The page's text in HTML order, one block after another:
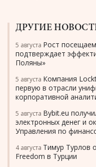
ДРУГИЕ
5 августа Рост
подтверждает
Поляны»
5 августа Компания
первую в отрасли
корпоративной
5 августа Bybit.eu
электронных денег и
Управления по
4 августа Тимур Турлов
Freedom в Турции